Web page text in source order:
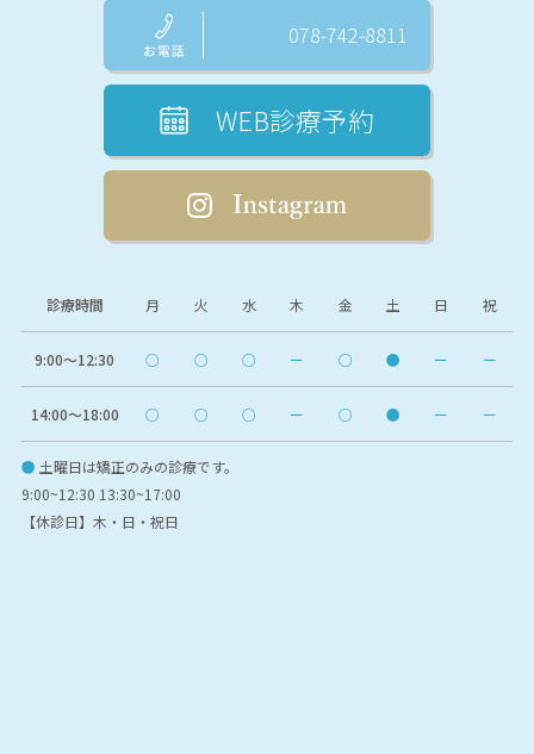
078-742-8811
WEB診療予約
診療時間 月 火 水 木 金 土 日 祝
9:00〜12:30 ○ ○ ○ ー ○ ● ー ー
14:00〜18:00 ○ ○ ○ ー ○ ● ー ー
● 土曜日は矯正のみの診療です。
9:00~12:30 13:30~17:00
【休診日】木・日・祝日